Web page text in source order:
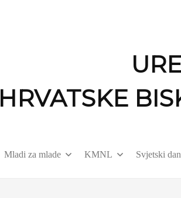
HRVATSKE
Mladi za mlade KMNL Svjetski